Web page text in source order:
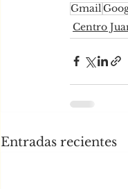
Gmail
Centro
Entradas recientes